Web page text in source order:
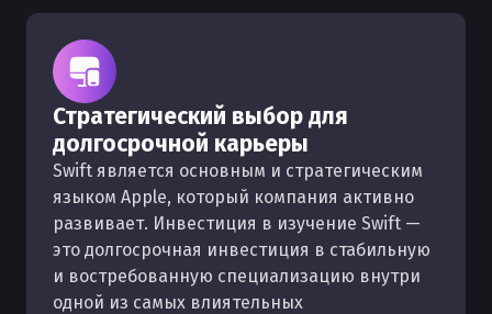
Стратегический выбор для
долгосрочной карьеры
Swift является основным и стратегическим
языком Apple, который компания активно
развивает. Инвестиция в изучение Swift —
это долгосрочная инвестиция в стабильную
и востребованную специализацию внутри
одной из самых влиятельных